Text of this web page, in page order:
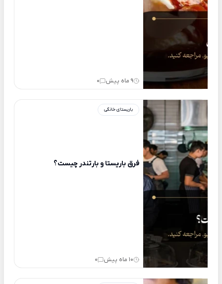
9 ماه پیش 0
باریستای خانگی
فرق باریستا و بارتندر چیست؟
10 ماه پیش 0